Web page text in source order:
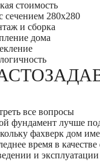
стоимость
сечением 280х280
и сборка
дома
все вопросы
фундамент лучше
фахверк дом
время в
и